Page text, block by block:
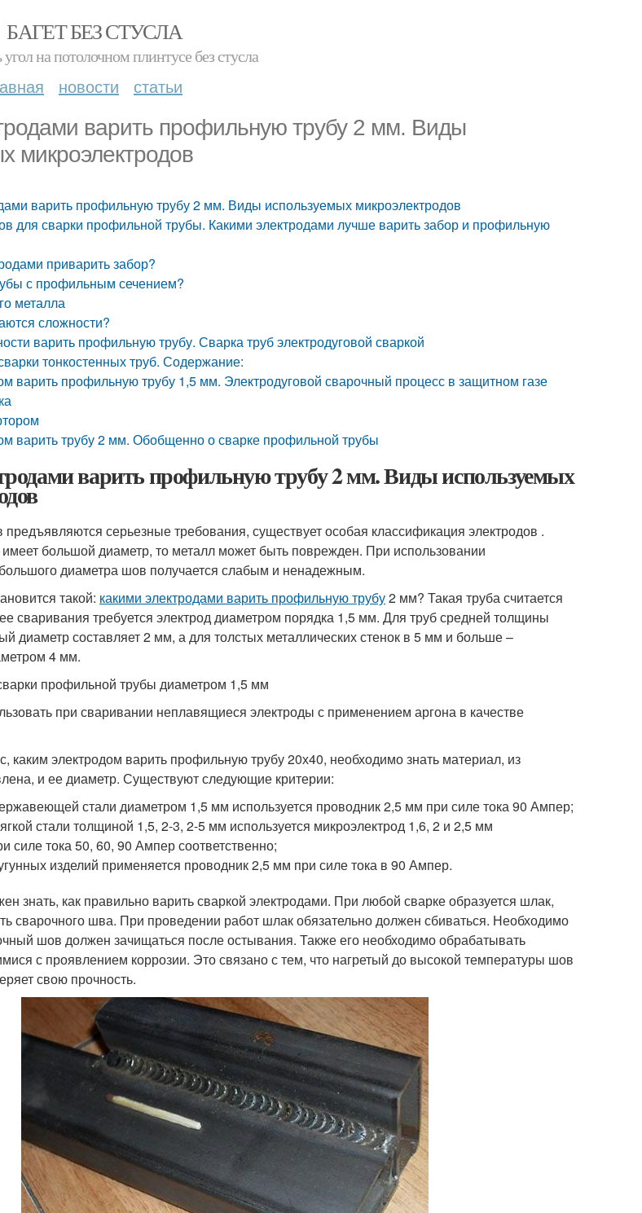
БАГЕТ БЕЗ СТУСЛА
угол на потолочном плинтусе без стусла
новости статьи
варить профильную трубу 2 мм. Виды
микроэлектродов
варить профильную трубу 2 мм. Виды используемых микроэлектродов
для сварки профильной трубы. Какими электродами лучше варить забор и профильную
приварить забор?
с профильным сечением?
металла
сложности?
варить профильную трубу. Сварка труб электродуговой сваркой
тонкостенных труб. Содержание:
варить профильную трубу 1,5 мм. Электродуговой сварочный процесс в защитном газе
варить трубу 2 мм. Обобщенно о сварке профильной трубы
варить профильную трубу 2 мм. Виды используемых
предъявляются серьезные требования, существует особая классификация электродов .
большой диаметр, то металл может быть поврежден. При использовании
диаметра шов получается слабым и ненадежным.
такой: какими электродами варить профильную трубу2 мм? Такая труба считается
сваривания требуется электрод диаметром порядка 1,5 мм. Для труб средней толщины
диаметр составляет 2 мм, а для толстых металлических стенок в 5 мм и больше –
4 мм.
профильной трубы диаметром 1,5 мм
при сваривании неплавящиеся электроды с применением аргона в качестве
каким электродом варить профильную трубу 20х40, необходимо знать материал, из
и ее диаметр. Существуют следующие критерии:
стали диаметром 1,5 мм используется проводник 2,5 мм при силе тока 90 Ампер;
стали толщиной 1,5, 2-3, 2-5 мм используется микроэлектрод 1,6, 2 и 2,5 мм
силе тока 50, 60, 90 Ампер соответственно;
изделий применяется проводник 2,5 мм при силе тока в 90 Ампер.
знать, как правильно варить сваркой электродами. При любой сварке образуется шлак,
сварочного шва. При проведении работ шлак обязательно должен сбиваться. Необходимо
шов должен зачищаться после остывания. Также его необходимо обрабатывать
с проявлением коррозии. Это связано с тем, что нагретый до высокой температуры шов
свою прочность.